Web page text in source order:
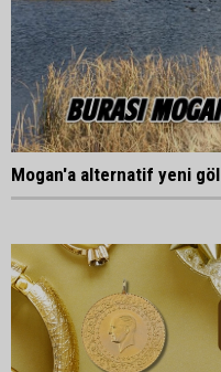
Mogan'a alternatif yeni göl